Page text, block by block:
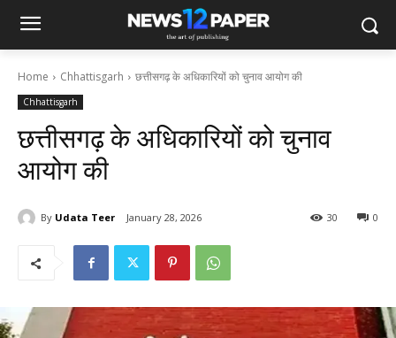
Home Chhattisgarh छत्तीसगढ़ के अधिकारियों को चुनाव आयोग की
Chhattisgarh
छत्तीसगढ़ के अधिकारियों को चुनाव
आयोग की
By Udata Teer January 28, 2026 0
30